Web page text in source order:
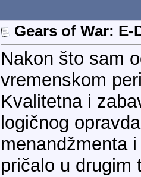
Gears of War: E-
Nakon što sam
vremenskom
Kvalitetna i
logičnog
menandžmenta
pričalo u drugim